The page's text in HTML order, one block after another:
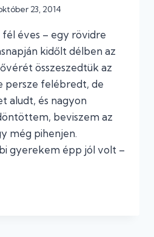
23, 2014
fél éves – egy rövidre
kidőlt délben az
összeszedtük az
persze felébredt, de
aludt, és nagyon
beviszem az
még pihenjen.
gyerekem épp jól volt –